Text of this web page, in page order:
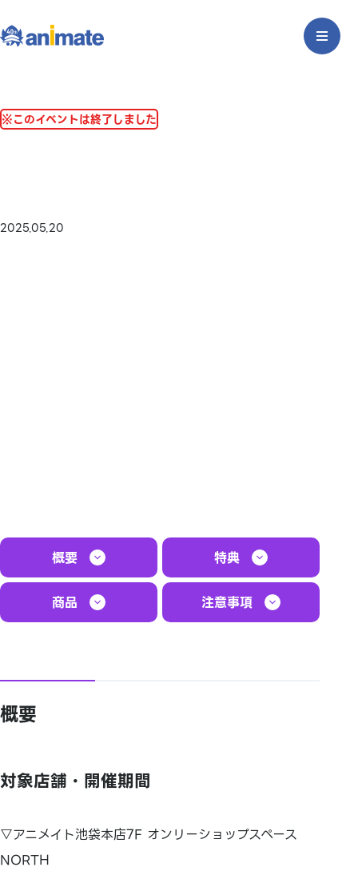
※このイベントは終了しました
2025.05.20
概要 特典
商品 注意事項
概要
対象店舗・開催期間
▽アニメイト池袋本店7F オンリーショップスペース
NORTH